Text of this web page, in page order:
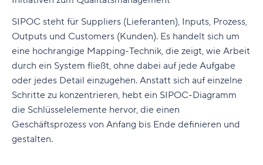
SIPOC steht für Suppliers (Lieferanten), Inputs, Prozess,
Outputs und Customers (Kunden). Es handelt sich um
eine hochrangige Mapping-Technik, die zeigt, wie Arbeit
durch ein System fließt, ohne dabei auf jede Aufgabe
oder jedes Detail einzugehen. Anstatt sich auf einzelne
Schritte zu konzentrieren, hebt ein SIPOC-Diagramm
die Schlüsselelemente hervor, die einen
Geschäftsprozess von Anfang bis Ende definieren und
gestalten.